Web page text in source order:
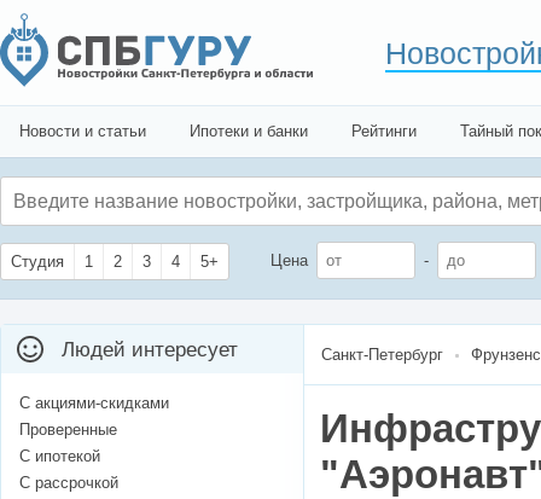
Новости и статьи Ипотеки и банки Рейтинги Тайный
Студия 1 2 3 4 5+ Цена -
Санкт-Петербург
Людей интересует
С акциями-скидками
Проверенные
С ипотекой
С рассрочкой